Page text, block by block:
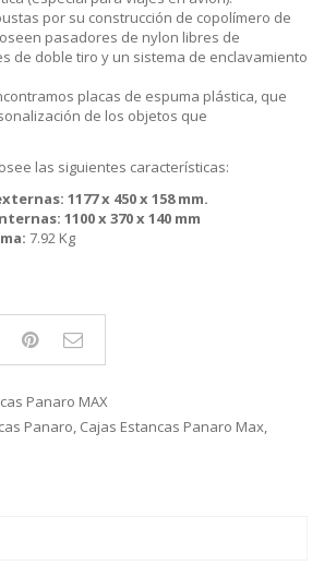
por su construcción de copolímero de
pasadores de nylon libres de
de doble tiro y un sistema de enclavamiento
placas de espuma plástica, que
de los objetos que
las siguientes características:
1177 x 450 x 158 mm.
1100 x 370 x 140 mm
7.92 Kg
Panaro MAX
Panaro, Cajas Estancas Panaro Max,